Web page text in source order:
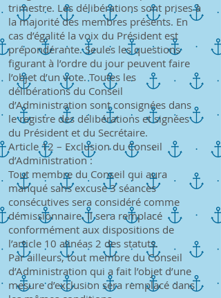
trimestre. Les délibérations sont prises à
la majorité des membres présents. En
cas d’égalité la voix du Président est
prépondérante. Seules les questions
figurant à l’ordre du jour peuvent faire
l’objet d’un vote. Toutes les
délibérations du Conseil
d’Administration sont consignées dans
le registre des délibérations et signées
du Président et du Secrétaire.
Article 12 – Exclusion du Conseil
d’Administration :
Tout membre du Conseil qui aura
manqué sans excuse 3 séances
consécutives sera considéré comme
démissionnaire. Il sera remplacé
conformément aux dispositions de
l’article 10 alinéas 2 des statuts.
Par ailleurs, tout membre du Conseil
d’Administration qui a fait l’objet d’une
mesure d’exclusion sera remplacé dans